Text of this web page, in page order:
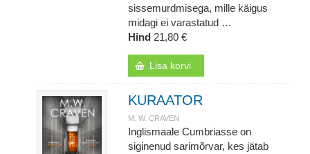
sissemurdmisega, mille käigus
midagi ei varastatud …
Hind 21,80 €
Lisa korvi
KURAATOR
M. W. CRAVEN
Inglismaale Cumbriasse on
siginenud sarimõrvar, kes jätab